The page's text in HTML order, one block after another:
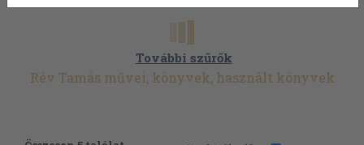
További szűrők
Rév Tamás művei, könyvek, használt könyvek